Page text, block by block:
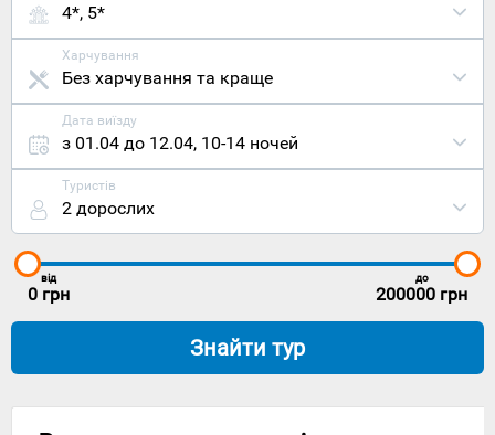
4*, 5*
Харчування
Без харчування та краще
Дата виїзду
з 01.04 до 12.04, 10-14 ночей
Туристів
2 дорослих
від
0 грн
до
200000 грн
Знайти тур